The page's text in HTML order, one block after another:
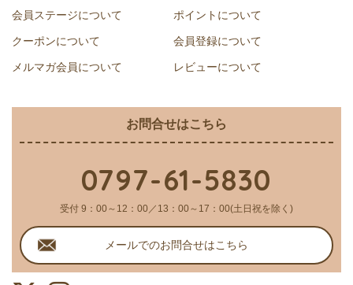
会員ステージについて ポイントについて
クーポンについて 会員登録について
メルマガ会員について レビューについて
お問合せはこちら
0797-61-5830
受付 9：00～12：00／13：00～17：00(土日祝を除く)
メールでのお問合せはこちら